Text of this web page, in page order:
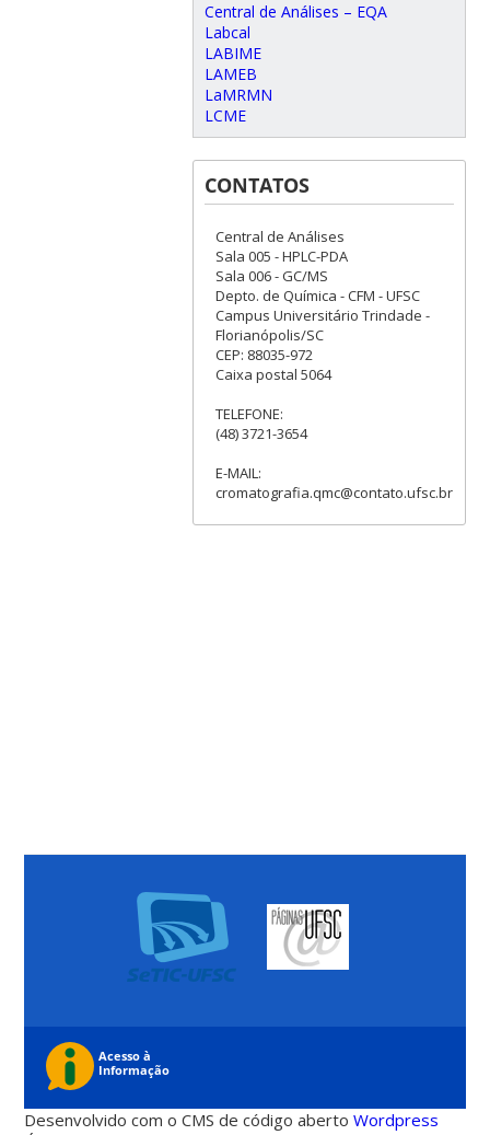
Central de Análises – EQA
Labcal
LABIME
LAMEB
LaMRMN
LCME
CONTATOS
Central de Análises
Sala 005 - HPLC-PDA
Sala 006 - GC/MS
Depto. de Química - CFM - UFSC
Campus Universitário Trindade -
Florianópolis/SC
CEP: 88035-972
Caixa postal 5064
TELEFONE:
(48) 3721-3654
E-MAIL:
cromatografia.qmc@contato.ufsc.br
Desenvolvido com o CMS de código abertoWordpress